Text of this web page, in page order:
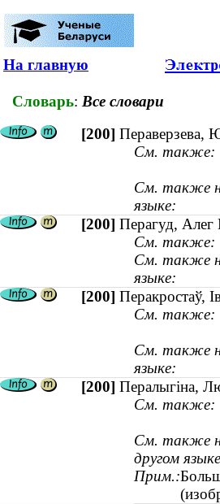
На главную
Словарь: Все словари
[200] Пераверзева,
См. также:
См. также
языке:
[200] Перагуд, Алег
См. также:
См. также
языке:
[200] Перакростаў,
См. также:
См. также
языке:
[200] Пералыгіна,
См. также:
См. также
другом
Прим.: